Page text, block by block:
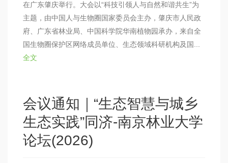
在广东肇庆举行。大会以“科技引领人与自然和谐共生”为
主题，由中国人与生物圈国家委员会主办，肇庆市人民政
府、广东省林业局、中国科学院华南植物园承办，来自全
国生物圈保护区网络成员单位、生态领域科研机构及国...
全文
会议通知｜“生态智慧与城乡
生态实践”同济-南京林业大学
论坛(2026)